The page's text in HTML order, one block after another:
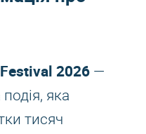
2026 —
яка
тисяч